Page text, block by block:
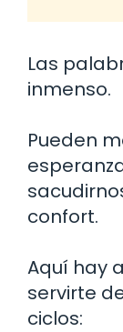
Las
inmenso.
Pueden
confort.
Aquí hay
servirte
ciclos: